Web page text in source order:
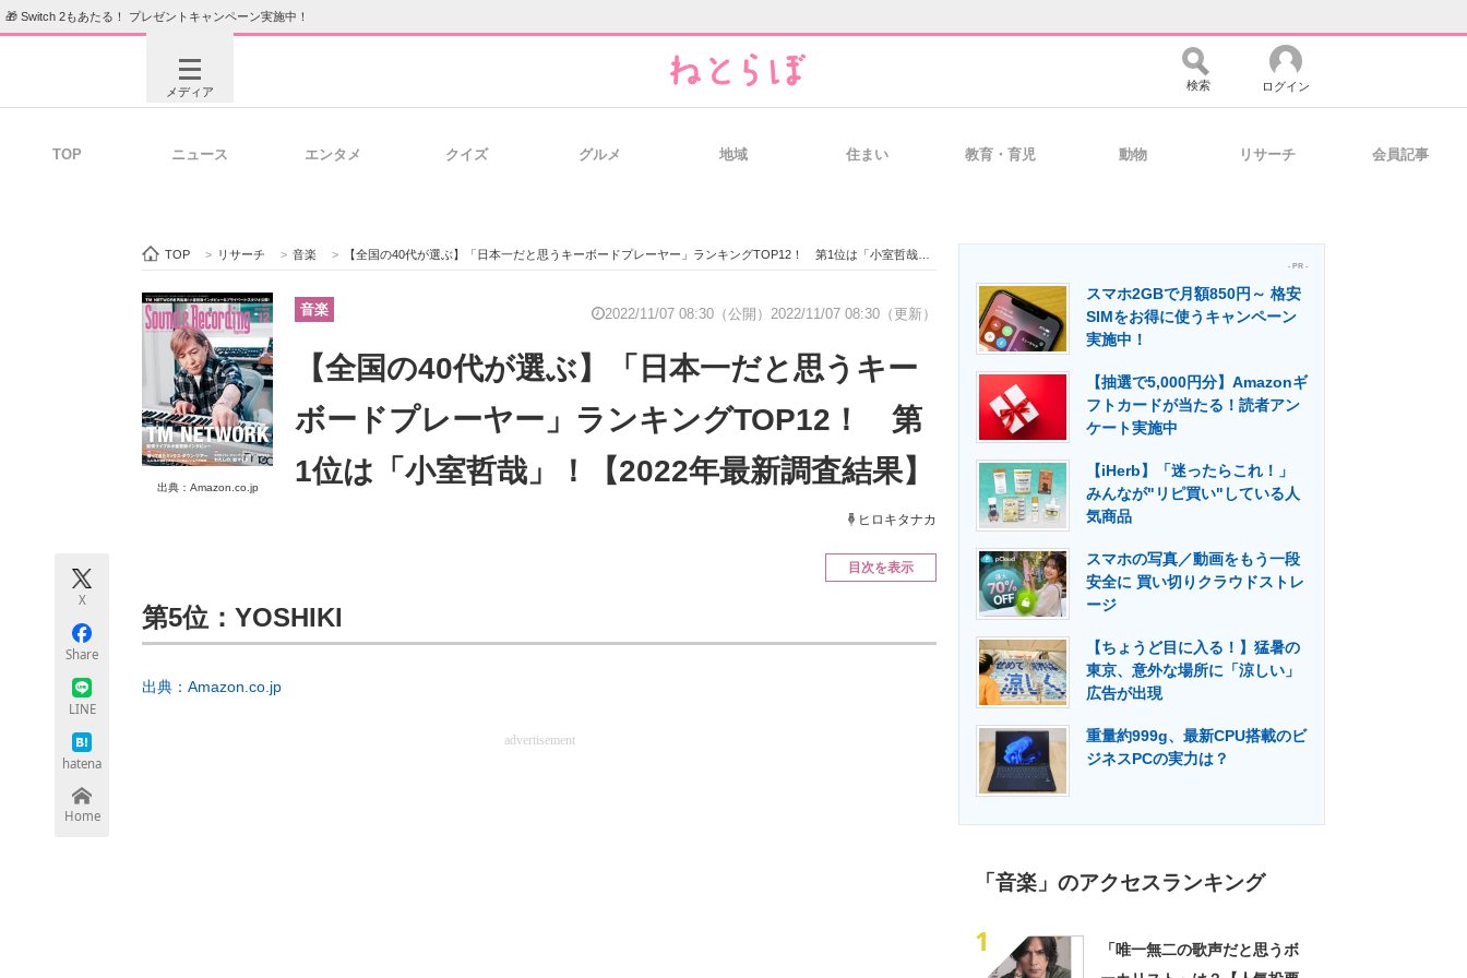
🎁 Switch 2もあたる！ プレゼントキャンペーン実施中！
メディア
ビジネスと働き方のヒント 経営リーダーのコミュニティ マーケ×ITの今がよく分かる
ITエンジニア向け専門サイト 製造業のIT導入・活用を支援
エネルギーの専門メディア 建設×テクノロジーの最前線
ちょっと気になるネットの話題
検索 ログイン
TOP ニュース エンタメ クイズ グルメ 地域 住まい 教育・育児 動物 リサーチ 会員記事
TOP > リサーチ > 音楽 > 【全国の40代が選ぶ】「日本一だと思うキーボードプレーヤー」ランキングTOP12！ 第1位は「小室哲哉」！【2022年最新調査結果】
出典：Amazon.co.jp
音楽 2022/11/07 08:30（公開） 2022/11/07 08:30（更新）
【全国の40代が選ぶ】「日本一だと思うキー
ボードプレーヤー」ランキングTOP12！ 第
1位は「小室哲哉」！【2022年最新調査結果】
ヒロキタナカ
X
Share
LINE
hatena
Home
目次を表示
第5位：YOSHIKI
出典：Amazon.co.jp
advertisement
- PR -
スマホ2GBで月額850円～ 格安
SIMをお得に使うキャンペーン
実施中！
【抽選で5,000円分】Amazonギ
フトカードが当たる！読者アン
ケート実施中
【iHerb】「迷ったらこれ！」
みんなが"リピ買い"している人
気商品
スマホの写真／動画をもう一段
安全に 買い切りクラウドストレ
ージ
【ちょうど目に入る！】猛暑の
東京、意外な場所に「涼しい」
広告が出現
重量約999g、最新CPU搭載のビ
ジネスPCの実力は？
「音楽」のアクセスランキング
1
「唯一無二の歌声だと思うボ